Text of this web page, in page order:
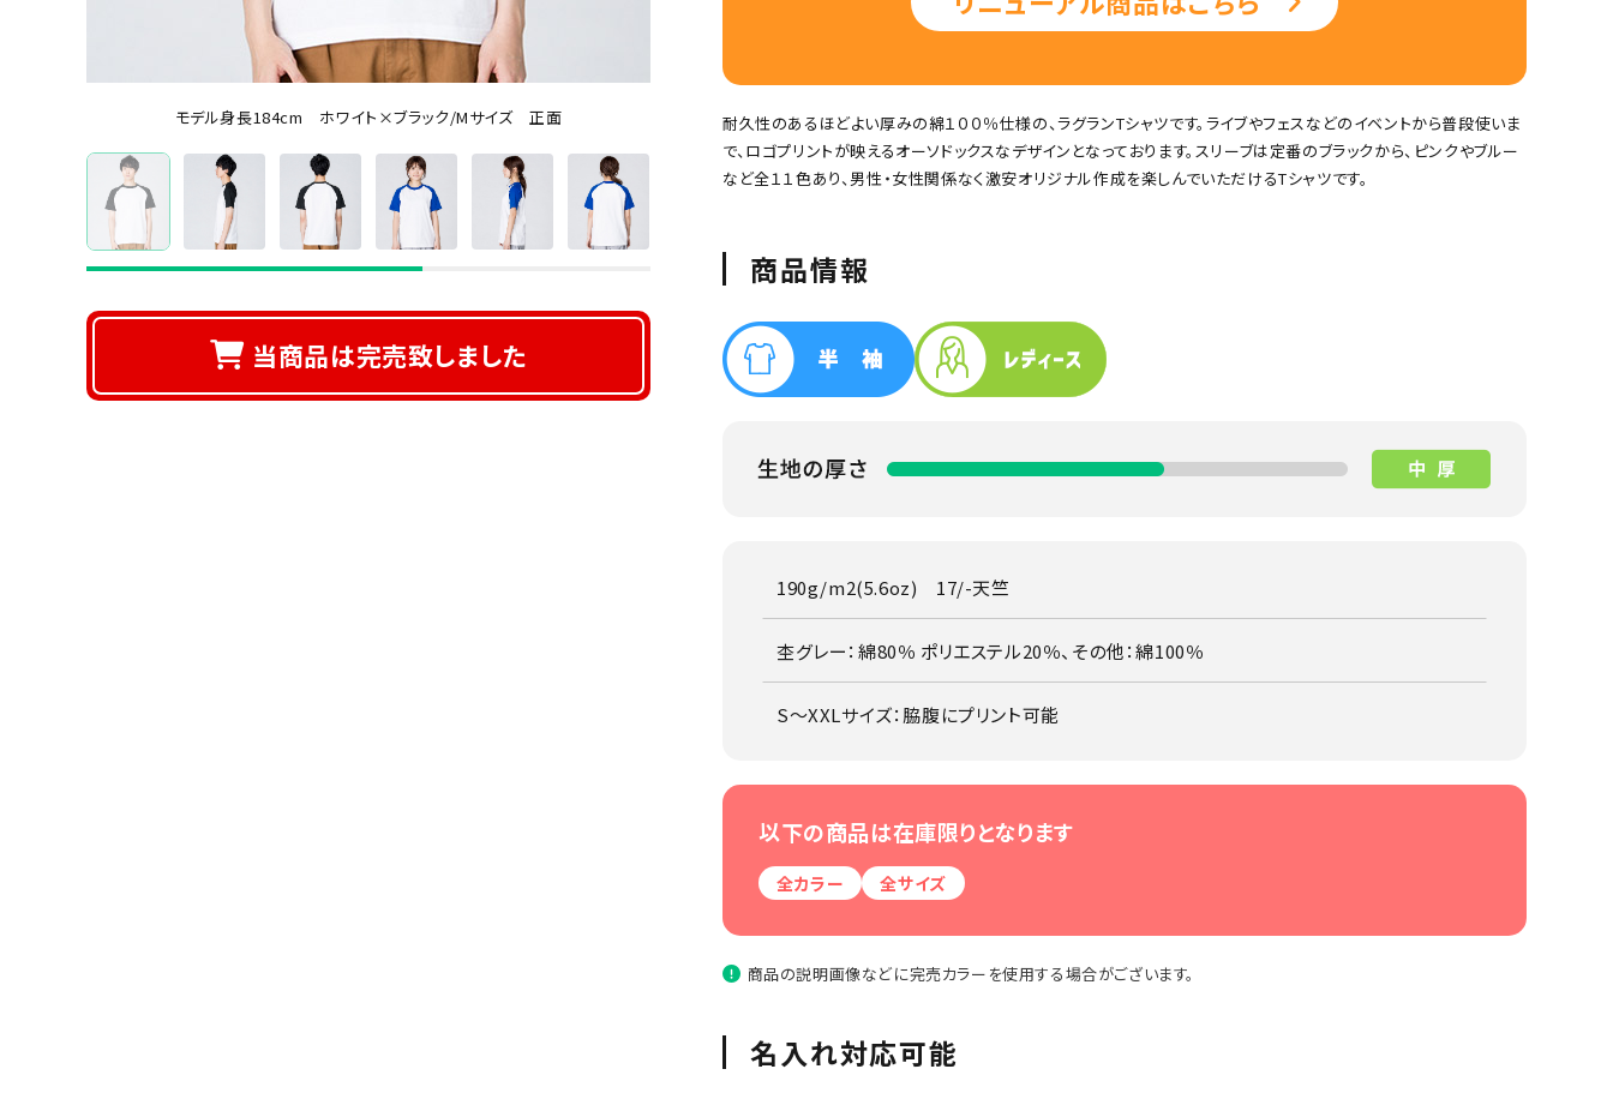
ブラック グレー ピンク パープル サックス イエロー
特集から選ぶ 全面フルカラープリントTシャツ ポケット付きTシャツ
ブランドから選ぶ
モデル身長184cm ホワイト×ブラック/Mサイズ 正面
当商品は完売致しました
耐久性のあるほどよい厚みの綿１００％仕様の、ラグランTシャツです。ライブやフェスなどのイベントから普段使いま
で、ロゴプリントが映えるオーソドックスなデザインとなっております。スリーブは定番のブラックから、ピンクやブルー
など全１１色あり、男性・女性関係なく激安オリジナル作成を楽しんでいただけるTシャツです。
商品情報
190g/m2(5.6oz) 17/-天竺
杢グレー：綿80％ ポリエステル20％、その他：綿100％
S～XXLサイズ：脇腹にプリント可能
以下の商品は在庫限りとなります
全カラー 全サイズ
商品の説明画像などに完売カラーを使用する場合がございます。
名入れ対応可能